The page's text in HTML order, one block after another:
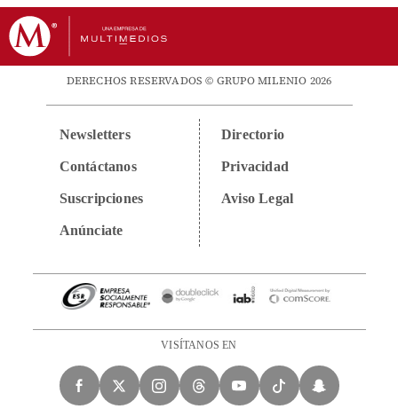
DERECHOS RESERVADOS © GRUPO MILENIO 2026
Newsletters
Contáctanos
Suscripciones
Anúnciate
Directorio
Privacidad
Aviso Legal
VISÍTANOS EN